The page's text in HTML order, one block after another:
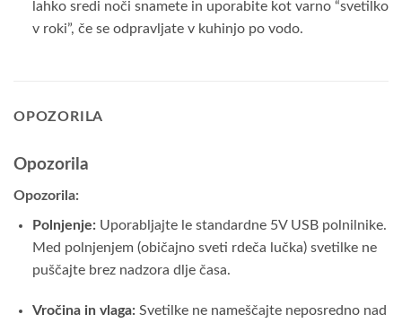
lahko sredi noči snamete in uporabite kot varno “svetilko
v roki”, če se odpravljate v kuhinjo po vodo.
OPOZORILA
Opozorila
Opozorila:
Polnjenje:Uporabljajte le standardne 5V USB polnilnike.
Med polnjenjem (običajno sveti rdeča lučka) svetilke ne
puščajte brez nadzora dlje časa.
Vročina in vlaga:Svetilke ne nameščajte neposredno nad